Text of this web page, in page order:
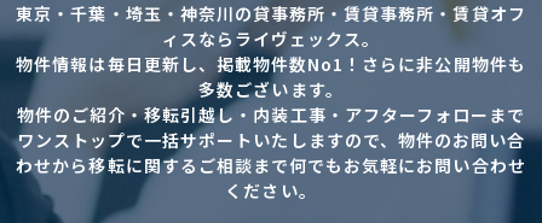
東京・千葉・埼玉・神奈川の貸事務所・賃貸事務所・賃貸オフ
ィスならライヴェックス。
物件情報は毎日更新し、掲載物件数No1！さらに非公開物件も
多数ございます。
物件のご紹介・移転引越し・内装工事・アフターフォローまで
ワンストップで一括サポートいたしますので、物件のお問い合
わせから移転に関するご相談まで何でもお気軽にお問い合わせ
ください。